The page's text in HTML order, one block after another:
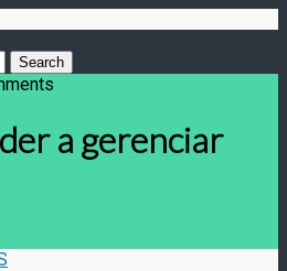
a gerenciar